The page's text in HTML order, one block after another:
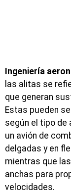
Ingeniería
las alitas se
que generan
Estas pueden
según el tipo de
un avión de
delgadas y en
mientras que
anchas para
velocidades.